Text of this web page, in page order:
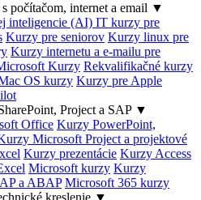
počítačom, internet a email ▼
inteligencie (AI) IT kurzy pre
Kurzy pre seniorov Kurzy linux pre
Kurzy internetu a e-mailu pre
Kurzy Rekvalifikačné kurzy
OS kurzy Kurzy pre Apple
Project a SAP ▼
Office Kurzy PowerPoint,
Microsoft Project a projektové
Kurzy prezentácie Kurzy Access
Microsoft kurzy Kurzy
a ABAP Microsoft 365 kurzy
kreslenie ▼